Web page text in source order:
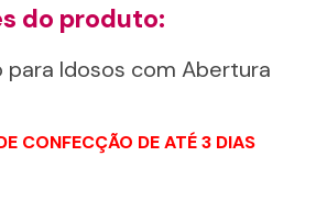
do produto:
para Idosos com Abertura
CONFECÇÃO DE ATÉ 3 DIAS